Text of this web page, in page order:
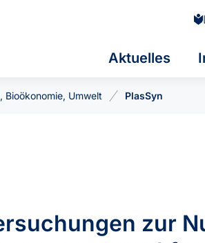
Aktuelles
Bioökonomie, Umwelt PlasSyn
zur